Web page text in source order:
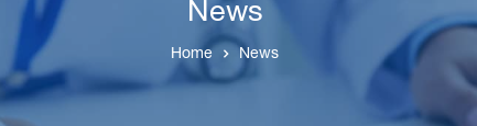
News
Home News